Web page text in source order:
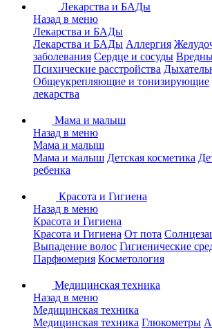
Лекарства и БАДы
Назад в меню
Лекарства и БАДы
Лекарства и БАДы Аллергия
заболевания Сердце и сосуды
Психические расстройства
Общеукрепляющие и тонизирующие
лекарства
Мама и малыш
Назад в меню
Мама и малыш
Мама и малыш Детская косметика
ребенка
Красота и Гигиена
Назад в меню
Красота и Гигиена
Красота и Гигиена От пота
Выпадение волос Гигиенические
Парфюмерия Косметология
Медицинская техника
Назад в меню
Медицинская техника
Медицинская техника Глюкометры